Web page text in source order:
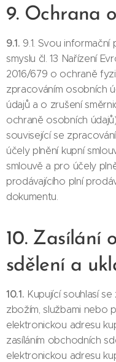
9. Ochrana
9.1. 9.1. Svou
smyslu čl. 13 Nařízení
2016/679 o ochraně
zpracováním osobních
údajů a o zrušení
ochraně osobních
související se
účely plnění kupní
smlouvě a pro účely
prodávajícího plní
dokumentu.
10. Zasílání
sdělení a
10.1. Kupující souhlasí
zbožím, službami nebo
elektronickou adresu
zasíláním obchodních
elektronickou adresu